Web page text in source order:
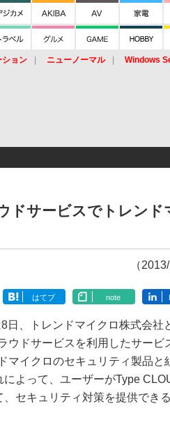
ション ニューノーマル Windows
ドサービスでトレンド
（
はてブ note
、トレンドマイクロ株式会社
ウドサービスを利用したサービ
マイクロのセキュリティ製品と
よって、ユーザーがType
、セキュリティ対策を提供でき